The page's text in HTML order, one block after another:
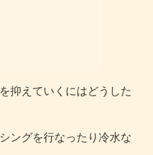
抑えていくにはどうした
ングを行なったり冷水な